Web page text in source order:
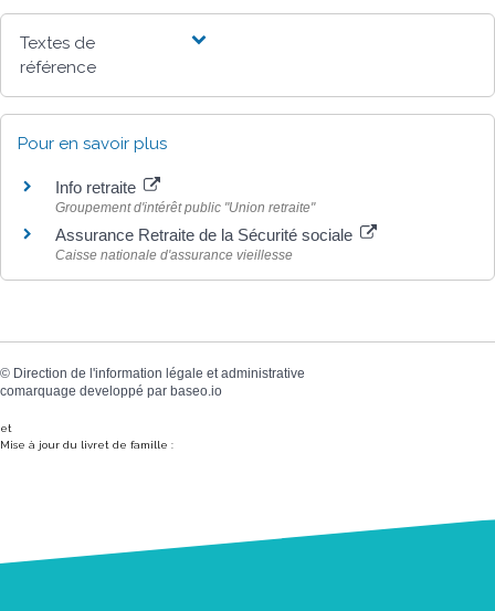
Textes de
référence
Pour en savoir plus
Info retraite
Groupement d'intérêt public "Union retraite"
Assurance Retraite de la Sécurité sociale
Caisse nationale d'assurance vieillesse
© Direction de l'information légale et administrative
comarquage developpé par baseo.io
et
Mise à jour du livret de famille :